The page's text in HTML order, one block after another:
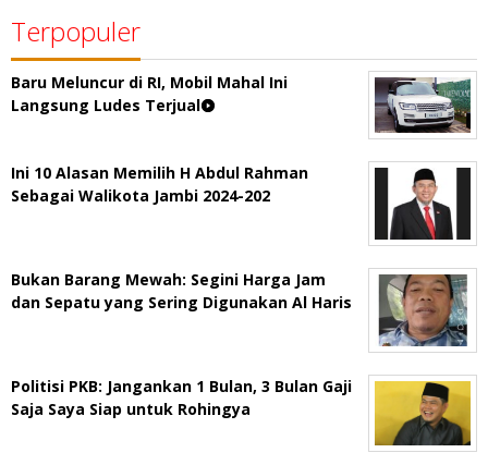
Terpopuler
Baru Meluncur di RI, Mobil Mahal Ini
Langsung Ludes Terjual
Ini 10 Alasan Memilih H Abdul Rahman
Sebagai Walikota Jambi 2024-202
Bukan Barang Mewah: Segini Harga Jam
dan Sepatu yang Sering Digunakan Al Haris
Politisi PKB: Jangankan 1 Bulan, 3 Bulan Gaji
Saja Saya Siap untuk Rohingya